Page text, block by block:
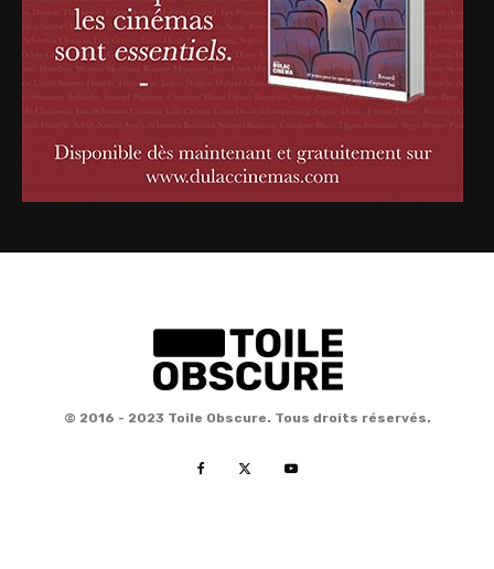
© 2016 - 2023 Toile Obscure. Tous droits réservés.